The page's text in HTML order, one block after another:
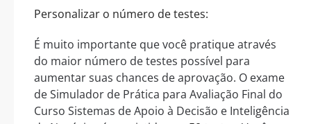
Personalizar o número de testes:
É muito importante que você pratique através
do maior número de testes possível para
aumentar suas chances de aprovação. O exame
de Simulador de Prática para Avaliação Final do
Curso Sistemas de Apoio à Decisão e Inteligência